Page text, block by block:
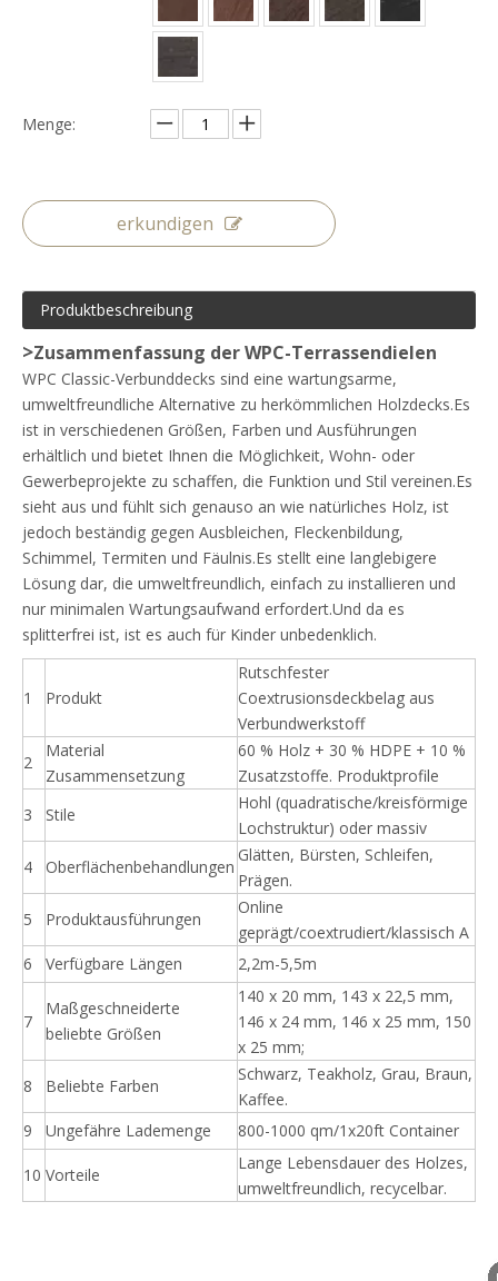
Menge:
erkundigen
Produktbeschreibung
>Zusammenfassung der WPC-Terrassendielen
WPC Classic-Verbunddecks sind eine wartungsarme,
umweltfreundliche Alternative zu herkömmlichen Holzdecks.Es
ist in verschiedenen Größen, Farben und Ausführungen
erhältlich und bietet Ihnen die Möglichkeit, Wohn- oder
Gewerbeprojekte zu schaffen, die Funktion und Stil vereinen.Es
sieht aus und fühlt sich genauso an wie natürliches Holz, ist
jedoch beständig gegen Ausbleichen, Fleckenbildung,
Schimmel, Termiten und Fäulnis.Es stellt eine langlebigere
Lösung dar, die umweltfreundlich, einfach zu installieren und
nur minimalen Wartungsaufwand erfordert.Und da es
splitterfrei ist, ist es auch für Kinder unbedenklich.
1 Produkt
Rutschfester
Coextrusionsdeckbelag aus
Verbundwerkstoff
2
Material
Zusammensetzung
60 % Holz + 30 % HDPE + 10 %
Zusatzstoffe. Produktprofile
3
Stile
Hohl (quadratische/kreisförmige
Lochstruktur) oder massiv
4
Oberflächenbehandlungen
Glätten, Bürsten, Schleifen,
Prägen.
5
Produktausführungen
Online
geprägt/coextrudiert/klassisch A
6
Verfügbare Längen 2,2m-5,5m
7
Maßgeschneiderte
beliebte Größen
140 x 20 mm, 143 x 22,5 mm,
146 x 24 mm, 146 x 25 mm, 150
x 25 mm;
8
Beliebte Farben
Schwarz, Teakholz, Grau, Braun,
Kaffee.
9
Ungefähre Lademenge 800-1000 qm/1x20ft Container
10 Vorteile
Lange Lebensdauer des Holzes,
umweltfreundlich, recycelbar.